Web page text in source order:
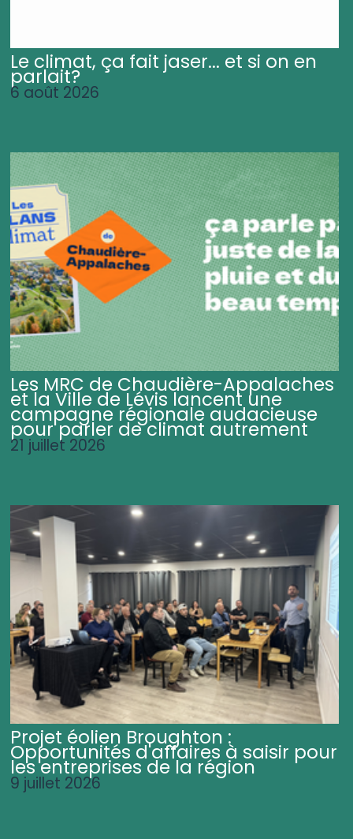
Le climat, ça fait jaser... et si on en
parlait?
6 août 2026
Les MRC de Chaudière-Appalaches
et la Ville de Lévis lancent une
campagne régionale audacieuse
pour parler de climat autrement
21 juillet 2026
Projet éolien Broughton :
Opportunités d'affaires à saisir pour
les entreprises de la région
9 juillet 2026